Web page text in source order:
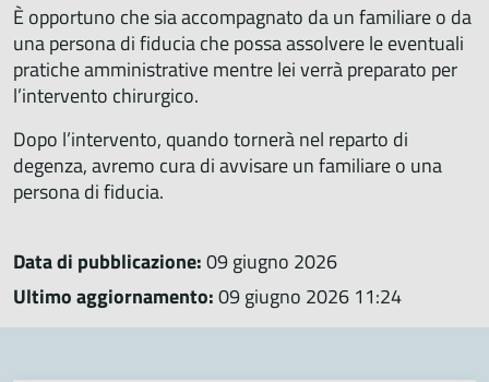
È opportuno che sia accompagnato da un familiare o da
una persona di fiducia che possa assolvere le eventuali
pratiche amministrative mentre lei verrà preparato per
l’intervento chirurgico.
Dopo l’intervento, quando tornerà nel reparto di
degenza, avremo cura di avvisare un familiare o una
persona di fiducia.
Data di pubblicazione:09 giugno 2026
Ultimo aggiornamento:09 giugno 2026 11:24